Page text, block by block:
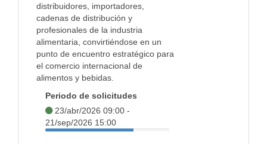
distribuidores, importadores,
cadenas de distribución y
profesionales de la industria
alimentaria, convirtiéndose en un
punto de encuentro estratégico para
el comercio internacional de
alimentos y bebidas.
Periodo de solicitudes
23/abr/2026 09:00 -
21/sep/2026 15:00